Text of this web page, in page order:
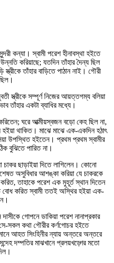
কন্যা। স্বামী পরেশ হীনাবস্থা হইতে
করিয়াছে; যতদিন তাঁহার দৈন্য ছিল
তাঁহার বাড়িতে পাঠান নাই। গৌরী
স্ত্রীকে সম্পূর্ণ নিজের আয়ত্তগম্য বলিয়া
তাঁহার একটা ব্যাধির মধ্যে।
ঘরে আত্মীয়স্বজন বড়ো কেহ ছিল না,
হইয়া থাকিত। মাঝে মাঝে এক-একদিন হঠাৎ
উপস্থিত হইতেন। প্রথম প্রথম স্বামীর
বুঝিতে পারিত না।
ছাড়াইয়া দিতে লাগিলেন। কোনো
অসুবিধার আশঙ্কা করিয়া যে চাকরকে
তাহাকে পরেশ এক মুহূর্ত স্থান দিতেন
করিত স্বামী ততই অস্থির হইয়া এক-
গোপনে ডাকিয়া পরেশ নানাপ্রকার
সকল কথা গৌরীর কর্ণগোচর হইতে
আহত সিংহিনীর ন্যায় অন্তরে অন্তরে
দম্পতির মাঝখানে প্রলয়খড়্গের মতো